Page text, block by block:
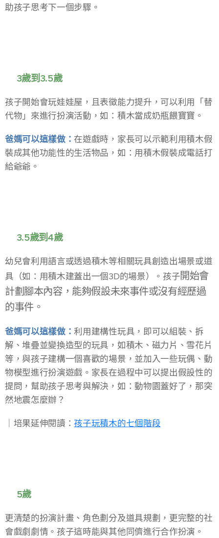
助孩子思考下一個步驟。
📍3歲到3.5歲
孩子開始會玩娃娃屋，且表徵能力提升，可以利用「替
代物」來進行扮演活動，如：積木當成奶瓶餵寶寶。
爸媽可以這樣做： 在遊戲時，家長可以示範利用積木假
裝成其他功能性的生活物品，如：用積木假裝成電話打
給爺爺。
📍3.5歲到4歲
幼兒會利用語言或透過積木等相關玩具創造出場景或道
具（如：用積木建蓋出一個3D的場景）。孩子開始會
計劃腳本內容，能夠假設未來事件或沒有經歷過
的事件。
爸媽可以這樣做：利用建構性玩具，即可以組裝、拆
解、堆疊並變換造型的玩具，如積木、磁力片、雪花片
等，與孩子建構一個喜歡的場景，並加入一些玩偶、動
物模型進行扮演遊戲。家長在過程中可以提出假設性的
提問，幫助孩子思考與解決，如：動物園蓋好了，那突
然地震怎麼辦？
​｜培果延伸閱讀：孩子玩積木的七個階段
📍5歲
更清楚的扮演計畫、角色劃分及道具規劃，更完整的社
會戲劇劇情。孩子這時能與其他同儕進行合作扮演。